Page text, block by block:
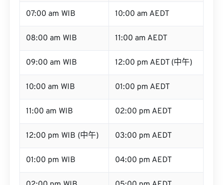
07:00 am WIB 10:00 am AEDT
08:00 am WIB 11:00 am AEDT
09:00 am WIB 12:00 pm AEDT (中午)
10:00 am WIB 01:00 pm AEDT
11:00 am WIB 02:00 pm AEDT
12:00 pm WIB (中午) 03:00 pm AEDT
01:00 pm WIB 04:00 pm AEDT